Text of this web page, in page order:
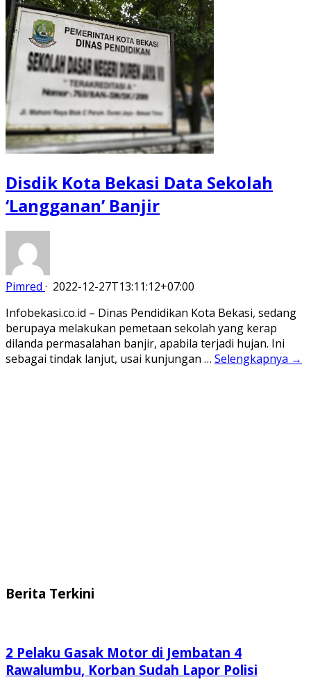
Disdik Kota Bekasi Data Sekolah
‘Langganan’ Banjir
Pimred · 2022-12-27T13:11:12+07:00
Infobekasi.co.id – Dinas Pendidikan Kota Bekasi, sedang
berupaya melakukan pemetaan sekolah yang kerap
dilanda permasalahan banjir, apabila terjadi hujan. Ini
sebagai tindak lanjut, usai kunjungan … Selengkapnya →
Berita Terkini
2 Pelaku Gasak Motor di Jembatan 4
Rawalumbu, Korban Sudah Lapor Polisi